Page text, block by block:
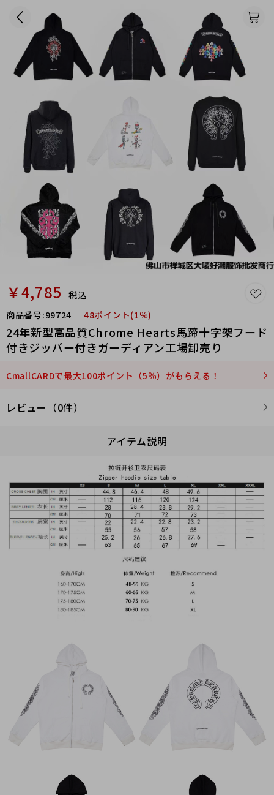
￥4,785
税込
商品番号:99724 48ポイント(1％)
24年新型高品質Chrome Hearts馬蹄十字架フード
付きジッパー付きガーディアン工場卸売り
CmallCARDで最大100ポイント（5％）がもらえる！
レビュー（0件）
アイテム説明